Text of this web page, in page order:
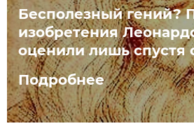
Бесполезный гений?
изобретения
оценили лишь спустя
Подробнее